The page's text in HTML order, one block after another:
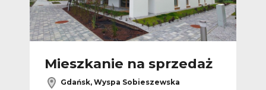
Mieszkanie na sprzedaż
Gdańsk, Wyspa Sobieszewska